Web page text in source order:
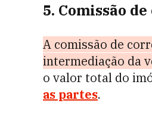
5. Comissão
A comissão de
intermediação da
o valor total do
as partes.